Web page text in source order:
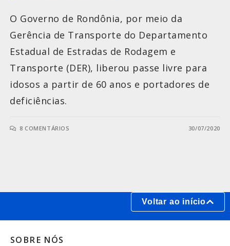
O Governo de Rondônia, por meio da
Gerência de Transporte do Departamento
Estadual de Estradas de Rodagem e
Transporte (DER), liberou passe livre para
idosos a partir de 60 anos e portadores de
deficiências.
8 COMENTÁRIOS 30/07/2020
Voltar ao início
SOBRE NÓS